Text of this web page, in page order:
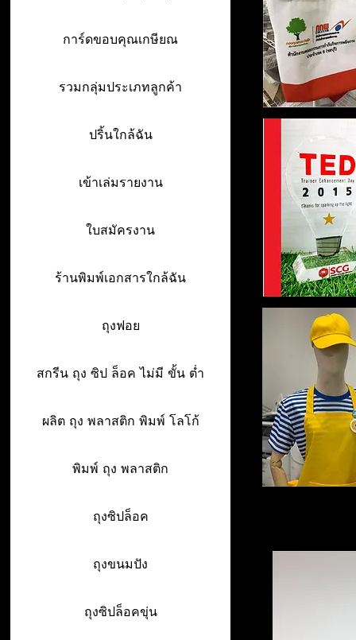
การ์ดขอบคุณเกษียณ
รวมกลุ่มประเภทลูกค้า
ปริ้นใกล้ฉัน
เข้าเล่มรายงาน
ใบสมัครงาน
ร้านพิมพ์เอกสารใกล้ฉัน
ถุงฟอย
สกรีน ถุง ซิป ล็อค ไม่มี ขั้น ต่ำ
ผลิต ถุง พลาสติก พิมพ์ โลโก้
พิมพ์ ถุง พลาสติก
ถุงซิปล็อค
ถุงขนมปัง
ถุงซิปล็อคขุ่น